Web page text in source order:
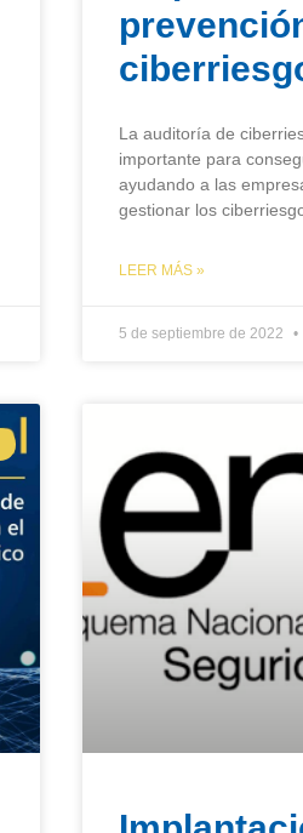
La auditoría de
importante para
ayudando a las
gestionar los
LEER MÁS »
5 de septiembre de 2022